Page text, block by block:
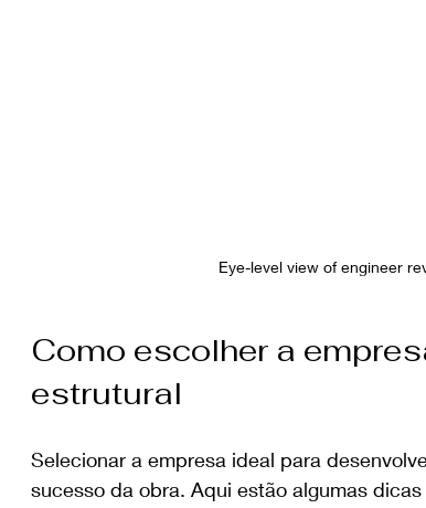
Eye-level view of engineer
Como escolher a
estrutural
Selecionar a empresa ideal para
sucesso da obra. Aqui estão algumas